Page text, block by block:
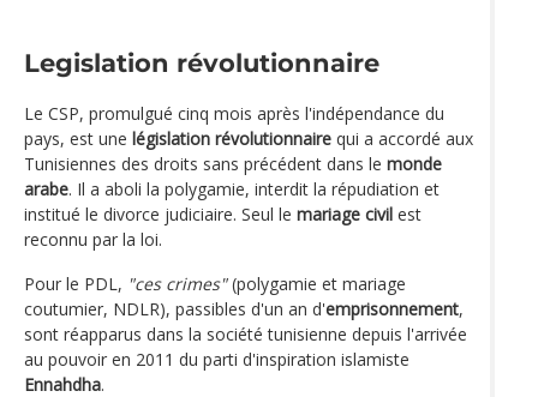
Legislation révolutionnaire
Le CSP, promulgué cinq mois après l'indépendance du
pays, est une législation révolutionnaire qui a accordé aux
Tunisiennes des droits sans précédent dans le monde
arabe. Il a aboli la polygamie, interdit la répudiation et
institué le divorce judiciaire. Seul le mariage civil est
reconnu par la loi.
Pour le PDL, "ces crimes"(polygamie et mariage
coutumier, NDLR), passibles d'un an d'emprisonnement,
sont réapparus dans la société tunisienne depuis l'arrivée
au pouvoir en 2011 du parti d'inspiration islamiste
Ennahdha.